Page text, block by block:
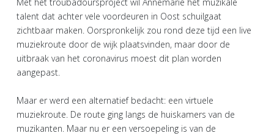
talent dat achter vele voordeuren in Oost schuilgaat
zichtbaar maken. Oorspronkelijk zou rond deze tijd een live
muziekroute door de wijk plaatsvinden, maar door de
uitbraak van het coronavirus moest dit plan worden
aangepast.
Maar er werd een alternatief bedacht: een virtuele
muziekroute. De route ging langs de huiskamers van de
muzikanten. Maar nu er een versoepeling is van de